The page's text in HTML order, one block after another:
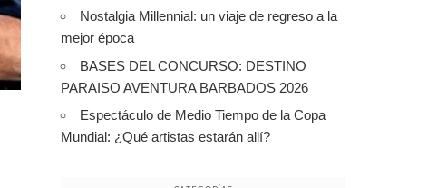
Nostalgia Millennial: un viaje de regreso a la
mejor época
BASES DEL CONCURSO: DESTINO
PARAISO AVENTURA BARBADOS 2026
Espectáculo de Medio Tiempo de la Copa
Mundial: ¿Qué artistas estarán allí?